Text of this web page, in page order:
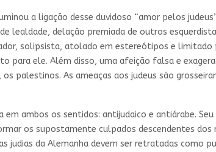
a ligação desse duvidoso “amor pelos
lealdade, delação premiada de outros
solipsista, atolado em estereótipos e limitado
para ele. Além disso, uma afeição falsa e
palestinos. As ameaças aos judeus são
ambos os sentidos: antijudaico e antiárabe.
os supostamente culpados descendentes
judias da Alemanha devem ser retratadas como